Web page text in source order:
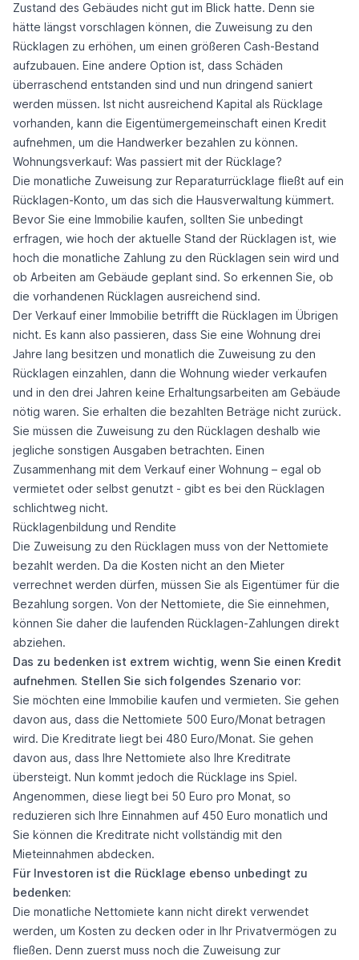
Zustand des Gebäudes nicht gut im Blick hatte. Denn sie
hätte längst vorschlagen können, die Zuweisung zu den
Rücklagen zu erhöhen, um einen größeren Cash-Bestand
aufzubauen. Eine andere Option ist, dass Schäden
überraschend entstanden sind und nun dringend saniert
werden müssen. Ist nicht ausreichend Kapital als Rücklage
vorhanden, kann die Eigentümergemeinschaft einen Kredit
aufnehmen, um die Handwerker bezahlen zu können.
Wohnungsverkauf: Was passiert mit der Rücklage?
Die monatliche Zuweisung zur Reparaturrücklage fließt auf ein
Rücklagen-Konto, um das sich die Hausverwaltung kümmert.
Bevor Sie eine Immobilie kaufen, sollten Sie unbedingt
erfragen, wie hoch der aktuelle Stand der Rücklagen ist, wie
hoch die monatliche Zahlung zu den Rücklagen sein wird und
ob Arbeiten am Gebäude geplant sind. So erkennen Sie, ob
die vorhandenen Rücklagen ausreichend sind.
Der Verkauf einer Immobilie betrifft die Rücklagen im Übrigen
nicht. Es kann also passieren, dass Sie eine Wohnung drei
Jahre lang besitzen und monatlich die Zuweisung zu den
Rücklagen einzahlen, dann die Wohnung wieder verkaufen
und in den drei Jahren keine Erhaltungsarbeiten am Gebäude
nötig waren. Sie erhalten die bezahlten Beträge nicht zurück.
Sie müssen die Zuweisung zu den Rücklagen deshalb wie
jegliche sonstigen Ausgaben betrachten. Einen
Zusammenhang mit dem Verkauf einer Wohnung – egal ob
vermietet oder selbst genutzt - gibt es bei den Rücklagen
schlichtweg nicht.
Rücklagenbildung und Rendite
Die Zuweisung zu den Rücklagen muss von der Nettomiete
bezahlt werden. Da die Kosten nicht an den Mieter
verrechnet werden dürfen, müssen Sie als Eigentümer für die
Bezahlung sorgen. Von der Nettomiete, die Sie einnehmen,
können Sie daher die laufenden Rücklagen-Zahlungen direkt
abziehen.
Das zu bedenken ist extrem wichtig, wenn Sie einen Kredit
aufnehmen. Stellen Sie sich folgendes Szenario vor:
Sie möchten eine Immobilie kaufen und vermieten. Sie gehen
davon aus, dass die Nettomiete 500 Euro/Monat betragen
wird. Die Kreditrate liegt bei 480 Euro/Monat. Sie gehen
davon aus, dass Ihre Nettomiete also Ihre Kreditrate
übersteigt. Nun kommt jedoch die Rücklage ins Spiel.
Angenommen, diese liegt bei 50 Euro pro Monat, so
reduzieren sich Ihre Einnahmen auf 450 Euro monatlich und
Sie können die Kreditrate nicht vollständig mit den
Mieteinnahmen abdecken.
Für Investoren ist die Rücklage ebenso unbedingt zu
bedenken:
Die monatliche Nettomiete kann nicht direkt verwendet
werden, um Kosten zu decken oder in Ihr Privatvermögen zu
fließen. Denn zuerst muss noch die Zuweisung zur